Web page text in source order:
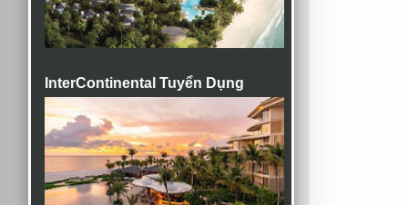
InterContinental Tuyển Dụng